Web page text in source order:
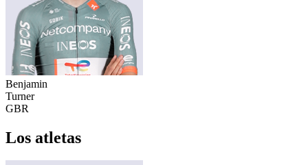
Benjamin
Turner
GBR
Los atletas